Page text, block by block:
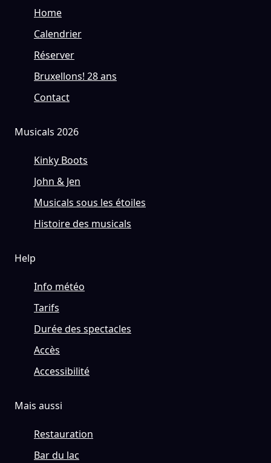
Home
Calendrier
Réserver
Bruxellons! 28 ans
Contact
Musicals 2026
Kinky Boots
John & Jen
Musicals sous les étoiles
Histoire des musicals
Help
Info météo
Tarifs
Durée des spectacles
Accès
Accessibilité
Mais aussi
Restauration
Bar du lac